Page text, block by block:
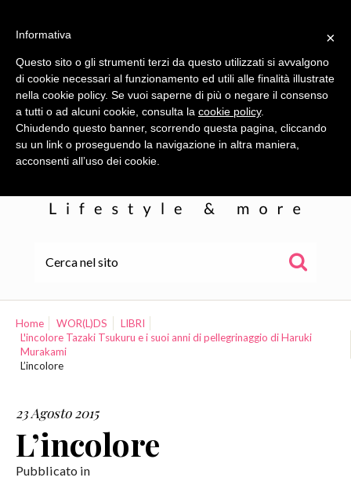
WOR(L)DS
Home WOR(L)DS
LIBRI
L'incolore Tazaki Tsukuru e i suoi anni di pellegrinaggio di Haruki
Murakami
L’incolore
23 Agosto 2015
L’incolore
Pubblicato in
×
Informativa
Questo sito o gli strumenti terzi da questo utilizzati si avvalgono
di cookie necessari al funzionamento ed utili alle finalità illustrate
nella cookie policy. Se vuoi saperne di più o negare il consenso
a tutti o ad alcuni cookie, consulta la cookie policy.
Chiudendo questo banner, scorrendo questa pagina, cliccando
su un link o proseguendo la navigazione in altra maniera,
acconsenti all’uso dei cookie.